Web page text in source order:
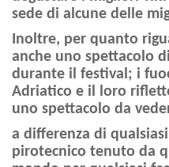
sede di alcune delle
Inoltre, per quanto
anche uno spettacolo
durante il festival; i
Adriatico e il loro
uno spettacolo da
a differenza di
pirotecnico tenuto da